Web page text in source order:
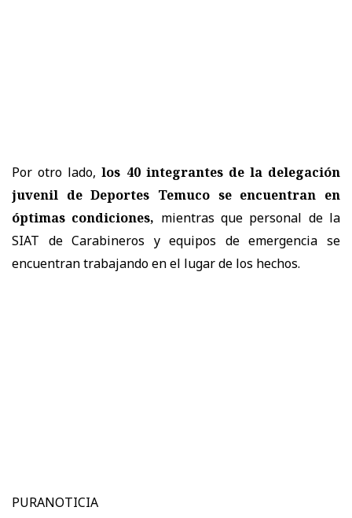
Por otro lado,los 40 integrantes de la delegación
juvenil de Deportes Temuco se encuentran en
óptimas condiciones, mientras que personal de la
SIAT de Carabineros y equipos de emergencia se
encuentran trabajando en el lugar de los hechos.
PURANOTICIA